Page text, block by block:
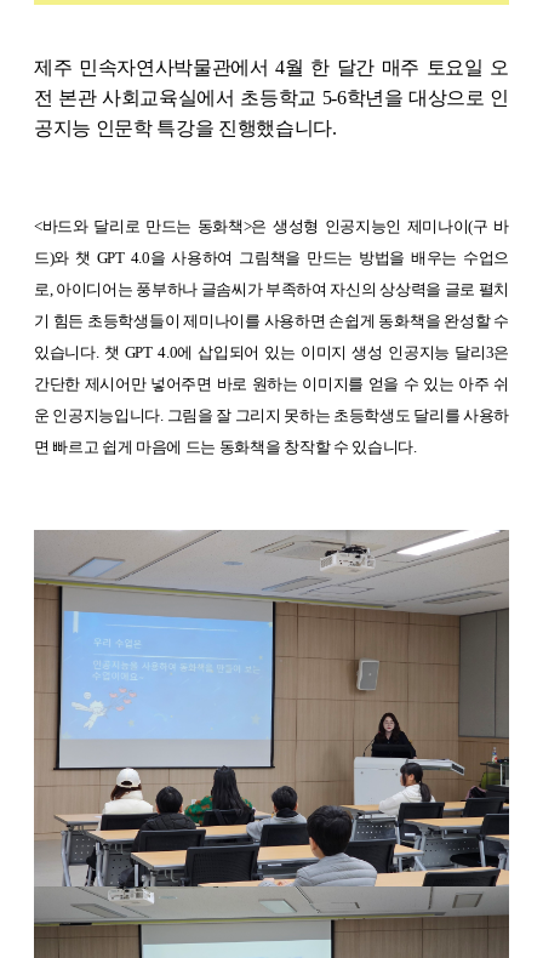
제주 민속자연사박물관에서 4월 한 달간 매주 토요일 오
전 본관 사회교육실에서 초등학교 5-6학년을 대상으로 인
공지능 인문학 특강을 진행했습니다.
<바드와 달리로 만드는 동화책>은 생성형 인공지능인 제미나이(구 바
드)와 챗 GPT 4.0을 사용하여 그림책을 만드는 방법을 배우는 수업으
로, 아이디어는 풍부하나 글솜씨가 부족하여 자신의 상상력을 글로 펼치
기 힘든 초등학생들이 제미나이를 사용하면 손쉽게 동화책을 완성할 수
있습니다. 챗 GPT 4.0에 삽입되어 있는 이미지 생성 인공지능 달리3은
간단한 제시어만 넣어주면 바로 원하는 이미지를 얻을 수 있는 아주 쉬
운 인공지능입니다. 그림을 잘 그리지 못하는 초등학생도 달리를 사용하
면 빠르고 쉽게 마음에 드는 동화책을 창작할 수 있습니다.